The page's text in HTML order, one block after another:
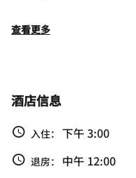
查看更多
酒店信息
入住： 下午 3:00
退房： 中午 12:00